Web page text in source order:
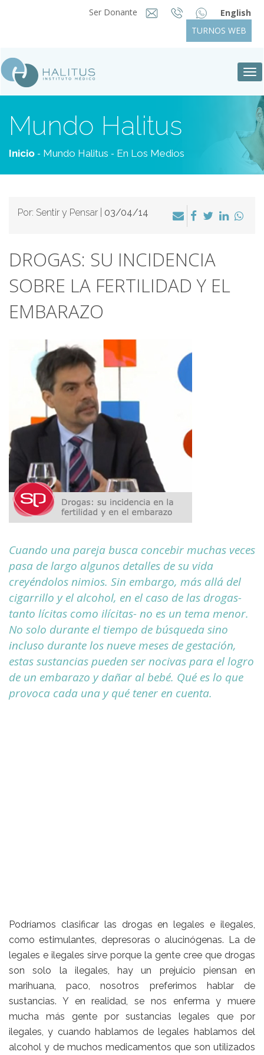
Ser Donante
English
TURNOS WEB
Mundo Halitus
Inicio - Mundo Halitus - En Los Medios
Por: Sentir y Pensar | 03/04/14
DROGAS: SU INCIDENCIA
SOBRE LA FERTILIDAD Y EL
EMBARAZO
Cuando una pareja busca concebir muchas veces
pasa de largo algunos detalles de su vida
creyéndolos nimios. Sin embargo, más allá del
cigarrillo y el alcohol, en el caso de las drogas-
tanto lícitas como ilícitas- no es un tema menor.
No solo durante el tiempo de búsqueda sino
incluso durante los nueve meses de gestación,
estas sustancias pueden ser nocivas para el logro
de un embarazo y dañar al bebé. Qué es lo que
provoca cada una y qué tener en cuenta.
Podríamos clasificar las drogas en legales e ilegales,
como estimulantes, depresoras o alucinógenas. La de
legales e ilegales sirve porque la gente cree que drogas
son solo la ilegales, hay un prejuicio piensan en
marihuana, paco, nosotros preferimos hablar de
sustancias. Y en realidad, se nos enferma y muere
mucha más gente por sustancias legales que por
ilegales, y cuando hablamos de legales hablamos del
alcohol y de muchos medicamentos que son utilizados